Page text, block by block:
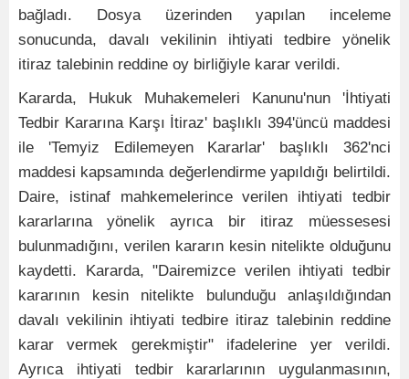
bağladı. Dosya üzerinden yapılan inceleme
sonucunda, davalı vekilinin ihtiyati tedbire yönelik
itiraz talebinin reddine oy birliğiyle karar verildi.
Kararda, Hukuk Muhakemeleri Kanunu'nun 'İhtiyati
Tedbir Kararına Karşı İtiraz' başlıklı 394'üncü maddesi
ile 'Temyiz Edilemeyen Kararlar' başlıklı 362'nci
maddesi kapsamında değerlendirme yapıldığı belirtildi.
Daire, istinaf mahkemelerince verilen ihtiyati tedbir
kararlarına yönelik ayrıca bir itiraz müessesesi
bulunmadığını, verilen kararın kesin nitelikte olduğunu
kaydetti. Kararda, "Dairemizce verilen ihtiyati tedbir
kararının kesin nitelikte bulunduğu anlaşıldığından
davalı vekilinin ihtiyati tedbire itiraz talebinin reddine
karar vermek gerekmiştir" ifadelerine yer verildi.
Ayrıca ihtiyati tedbir kararlarının uygulanmasının,